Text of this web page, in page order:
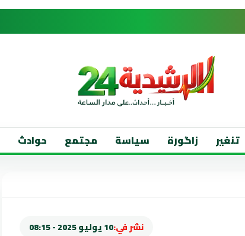
تنغير زاگورة سياسة مجتمع حوادث
نشر في:10 يوليو 2025 - 08:15